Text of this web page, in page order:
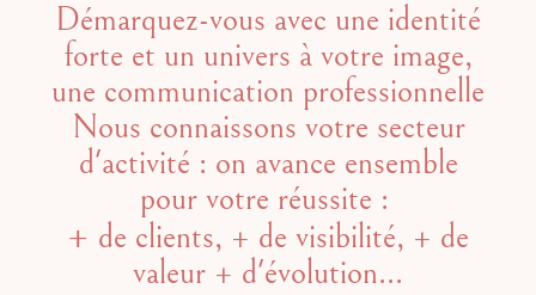
Démarquez-vous avec une identité
forte et un univers à votre image,
une communication professionnelle
Nous connaissons votre secteur
d'activité : on avance ensemble
pour votre réussite :
+ de clients, + de visibilité, + de
valeur + d'évolution...